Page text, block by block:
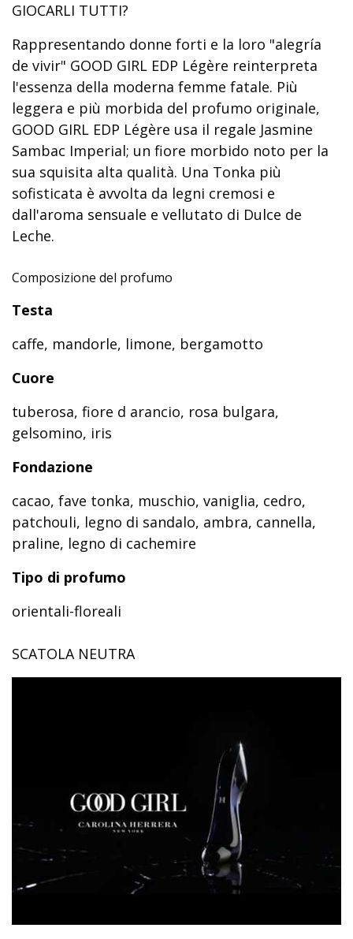
GIOCARLI TUTTI?
Rappresentando donne forti e la loro "alegría
de vivir" GOOD GIRL EDP Légère reinterpreta
l'essenza della moderna femme fatale. Più
leggera e più morbida del profumo originale,
GOOD GIRL EDP Légère usa il regale Jasmine
Sambac Imperial; un fiore morbido noto per la
sua squisita alta qualità. Una Tonka più
sofisticata è avvolta da legni cremosi e
dall'aroma sensuale e vellutato di Dulce de
Leche.
Composizione del profumo
Testa
caffe, mandorle, limone, bergamotto
Cuore
tuberosa, fiore d arancio, rosa bulgara,
gelsomino, iris
Fondazione
cacao, fave tonka, muschio, vaniglia, cedro,
patchouli, legno di sandalo, ambra, cannella,
praline, legno di cachemire
Tipo di profumo
orientali-floreali
SCATOLA NEUTRA